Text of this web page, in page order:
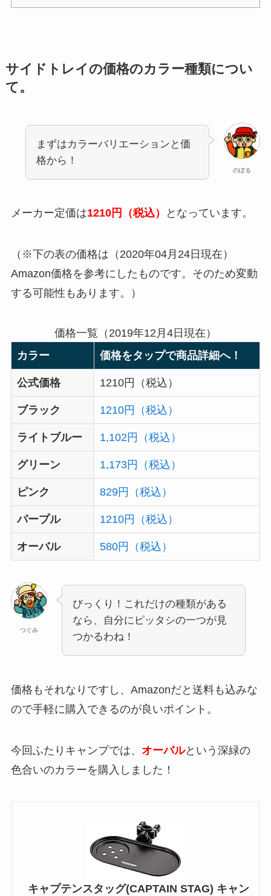
サイドトレイの価格のカラー種類につい
て。
のぼる
まずはカラーバリエーションと価
格から！
メーカー定価は1210円（税込） となっています。
（※下の表の価格は（2020年04月24日現在）
Amazon価格を参考にしたものです。そのため変動
する可能性もあります。）
価格一覧（2019年12月4日現在）
カラー
価格をタップで商品詳細へ！
公式価格 1210円（税込）
ブラック 1210円（税込）
ライトブルー 1,102円（税込）
グリーン 1,173円（税込）
ピンク 829円（税込）
パープル 1210円（税込）
オーバル 580円（税込）
つぐみ
びっくり！これだけの種類がある
なら、自分にピッタシの一つが見
つかるわね！
価格もそれなりですし、Amazonだと送料も込みな
ので手軽に購入できるのが良いポイント。
今回ふたりキャンプでは、 オーバルという深緑の
色合いのカラーを購入しました！
キャプテンスタッグ(CAPTAIN STAG) キャン